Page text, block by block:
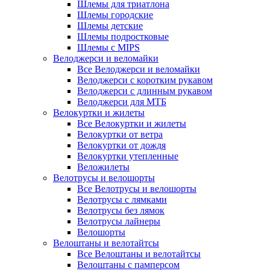
Шлемы для триатлона
Шлемы городские
Шлемы детские
Шлемы подростковые
Шлемы с MIPS
Велоджерси и веломайки
Все Велоджерси и веломайки
Велоджерси с коротким рукавом
Велоджерси с длинным рукавом
Велоджерси для МТБ
Велокуртки и жилеты
Все Велокуртки и жилеты
Велокуртки от ветра
Велокуртки от дождя
Велокуртки утепленные
Веложилеты
Велотрусы и велошорты
Все Велотрусы и велошорты
Велотрусы с лямками
Велотрусы без лямок
Велотрусы лайнеры
Велошорты
Велоштаны и велотайтсы
Все Велоштаны и велотайтсы
Велоштаны с памперсом